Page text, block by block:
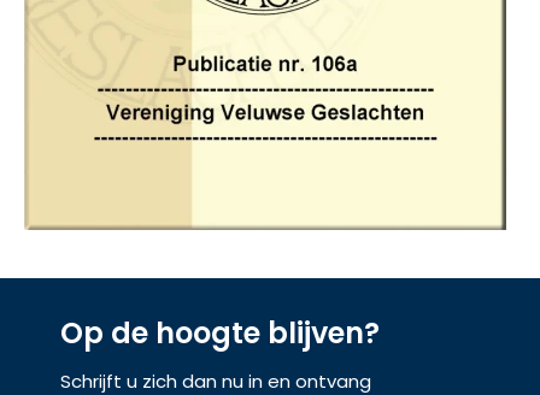
Op de hoogte blijven?
Schrijft u zich dan nu in en ontvang